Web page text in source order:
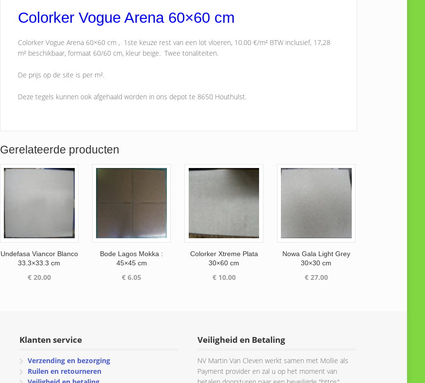
Colorker Vogue Arena 60×60 cm
Colorker Vogue Arena 60×60 cm , 1ste keuze rest van een lot vloeren, 10.00 €/m² BTW inclusief, 17,28
m² beschikbaar, formaat 60/60 cm, kleur beige. Twee tonaliteiten.
De prijs op de site is per m².
Deze tegels kunnen ook afgehaald worden in ons depot te 8650 Houthulst.
Gerelateerde producten
Undefasa Viancor Blanco
33.3×33.3 cm
€20.00
Bode Lagos Mokka :
45×45 cm
€ 6.05
Colorker Xtreme Plata
30×60 cm
€10.00
Nowa Gala Light Grey
30×30 cm
€27.00
Klanten service
Verzending en bezorging
Ruilen en retourneren
Veiligheid en Betaling
NV Martin Van Cleven werkt samen met Mollie als
Payment provider en zal u op het moment van